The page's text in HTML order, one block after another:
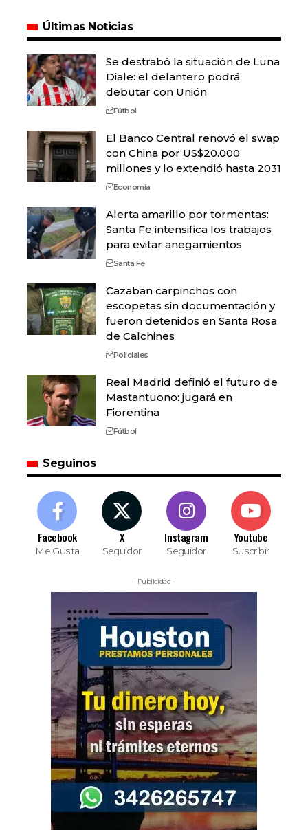
Últimas Noticias
Se destrabó la situación de Luna
Diale: el delantero podrá
debutar con Unión
Fútbol
El Banco Central renovó el swap
con China por US$20.000
millones y lo extendió hasta 2031
Economía
Alerta amarillo por tormentas:
Santa Fe intensifica los trabajos
para evitar anegamientos
Santa Fe
Cazaban carpinchos con
escopetas sin documentación y
fueron detenidos en Santa Rosa
de Calchines
Policiales
Real Madrid definió el futuro de
Mastantuono: jugará en
Fiorentina
Fútbol
Seguinos
Facebook
Me Gusta
X
Seguidor
Instagram
Seguidor
Youtube
Suscribir
- Publicidad -